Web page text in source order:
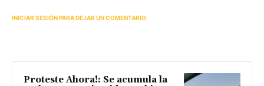
INICIAR SESIÓN PARA DEJAR UN COMENTARIO
Proteste Ahora!: Se acumula la